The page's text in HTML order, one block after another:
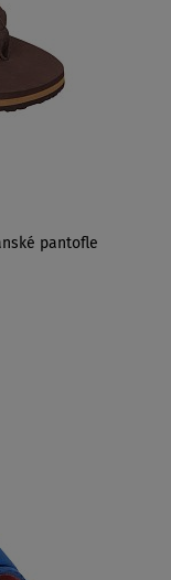
pantofle